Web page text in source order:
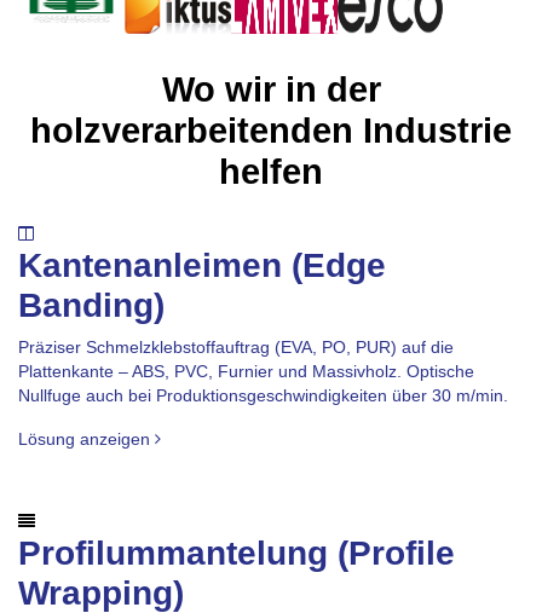
Wo wir in der
holzverarbeitenden Industrie
helfen
Kantenanleimen (Edge
Banding)
Präziser Schmelzklebstoffauftrag (EVA, PO, PUR) auf die
Plattenkante – ABS, PVC, Furnier und Massivholz. Optische
Nullfuge auch bei Produktionsgeschwindigkeiten über 30 m/min.
Lösung anzeigen
Profilummantelung (Profile
Wrapping)